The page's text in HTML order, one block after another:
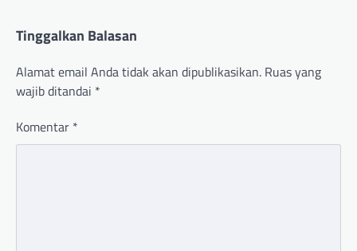
Tinggalkan Balasan
Alamat email Anda tidak akan dipublikasikan. Ruas yang
wajib ditandai *
Komentar *